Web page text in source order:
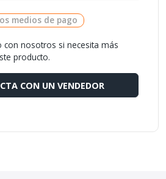
medios de pago
con nosotros si necesita más
producto.
CON UN VENDEDOR